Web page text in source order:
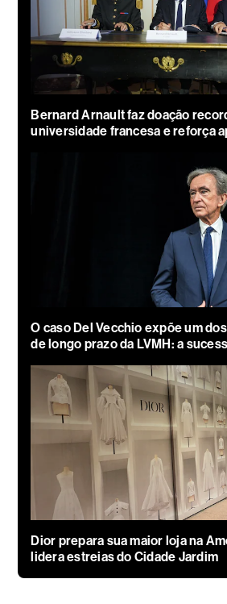
Bernard Arnault faz doação
universidade francesa e reforça
O caso Del Vecchio expõe um
de longo prazo da LVMH: a
Dior prepara sua maior loja na
lidera estreias do Cidade Jardim